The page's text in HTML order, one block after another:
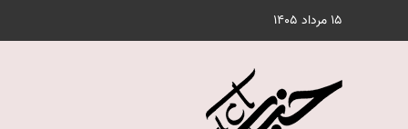
15 مرداد 1405